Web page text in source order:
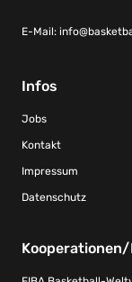
E-Mail:
Infos
Jobs
Kontakt
Impressum
Datenschutz